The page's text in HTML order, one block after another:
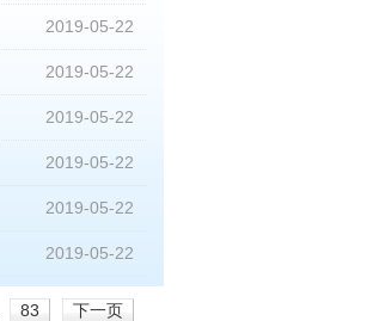
2019-05-22
2019-05-22
2019-05-22
2019-05-22
2019-05-22
2019-05-22
83 下一页